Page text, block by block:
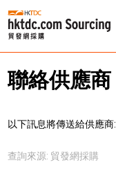
聯絡供應商
以下訊息將傳送給供應商:
查詢來源: 貿發網採購